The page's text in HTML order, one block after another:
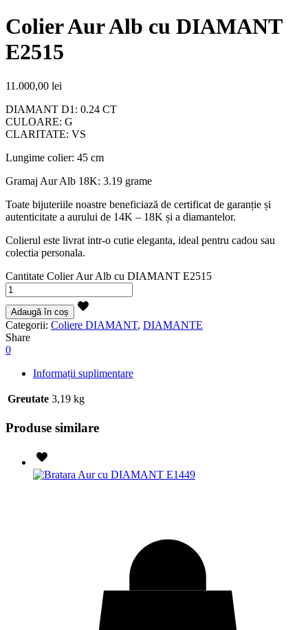
Colier Aur Alb cu DIAMANT
E2515
11.000,00 lei
DIAMANT D1: 0.24 CT
CULOARE: G
CLARITATE: VS
Lungime colier: 45 cm
Gramaj Aur Alb 18K: 3.19 grame
Toate bijuteriile noastre beneficiază de certificat de garanție și
autenticitate a aurului de 14K – 18K și a diamantelor.
Colierul este livrat intr-o cutie eleganta, ideal pentru cadou sau
colectia personala.
Cantitate Colier Aur Alb cu DIAMANT E2515
Adaugă în coș
Categorii: Coliere DIAMANT, DIAMANTE
Share
0
Informații suplimentare
Greutate 3,19 kg
Produse similare